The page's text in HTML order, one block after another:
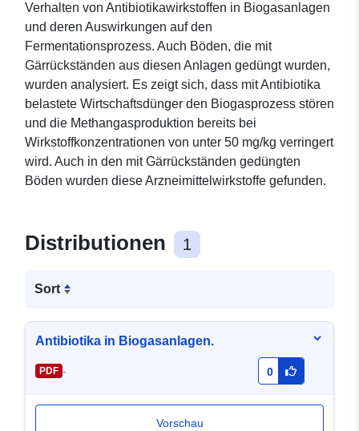
Verhalten von Antibiotikawirkstoffen in Biogasanlagen
und deren Auswirkungen auf den
Fermentationsprozess. Auch Böden, die mit
Gärrückständen aus diesen Anlagen gedüngt wurden,
wurden analysiert. Es zeigt sich, dass mit Antibiotika
belastete Wirtschaftsdünger den Biogasprozess stören
und die Methangasproduktion bereits bei
Wirkstoffkonzentrationen von unter 50 mg/kg verringert
wird. Auch in den mit Gärrückständen gedüngten
Böden wurden diese Arzneimittelwirkstoffe gefunden.
Distributionen 1
Sort
Antibiotika in Biogasanlagen.
PDF - 0
Vorschau